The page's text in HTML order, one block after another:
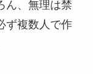
ん、無理は禁
ず複数人で作